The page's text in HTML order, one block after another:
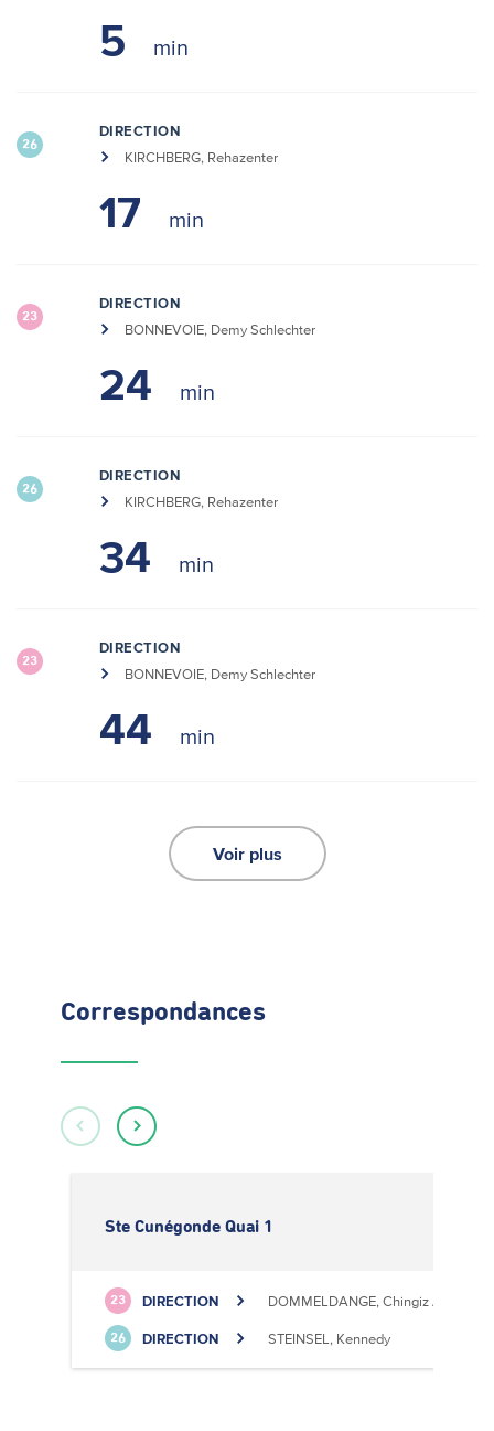
5
26
DIRECTION
KIRCHBERG, Rehazenter
17
23
DIRECTION
BONNEVOIE, Demy Schlechter
24
26
DIRECTION
KIRCHBERG, Rehazenter
34
23
DIRECTION
BONNEVOIE, Demy Schlechter
44
Voir plus
Correspondances
Ste Cunégonde Quai 1
23 DIRECTION DOMMELDANGE, Chingiz Aitmatov
26 DIRECTION STEINSEL, Kennedy